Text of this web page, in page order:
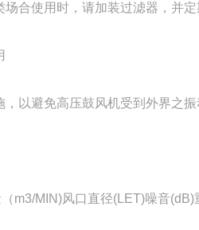
合使用时，请加装过滤器，并
以避免高压鼓风机受到外界之振
m3/MIN) 风口直径(LET)噪音(dB)